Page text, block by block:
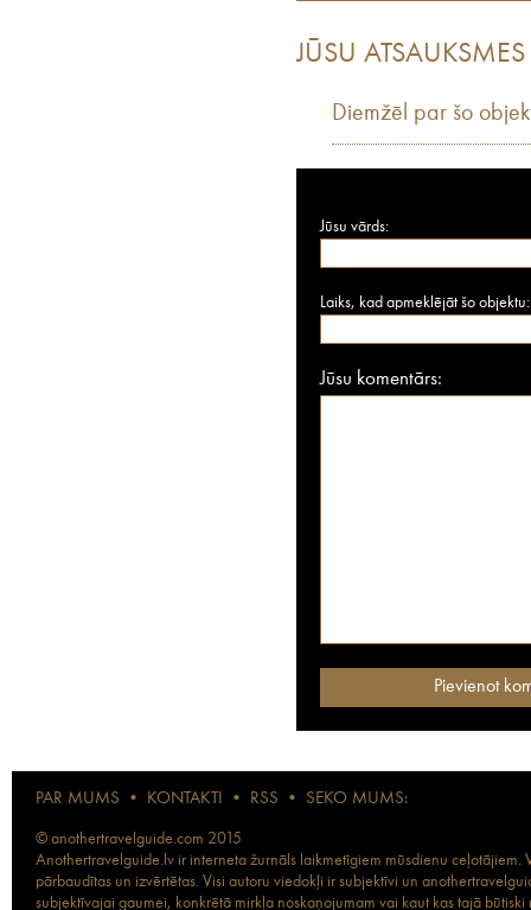
JŪSU ATSAUKSMES
Diemžēl par šo
Jūsu vārds:
Laiks, kad apmeklējāt šo objektu:
Jūsu komentārs:
PAR MUMS • KONTAKTI • RSS • SEKO MUMS:
© anothertravelguide.com 2015
Anothertravelguide.lv ir interneta žurnāls laikmetīgiem mūsdienu
pārbaudītas un izvērtētas. Visi autoru viedokļi ir subjektīvi un
subjektīvajai gaumei, konkrētā mirkļa noskaņojumam vai kaut kas tajā